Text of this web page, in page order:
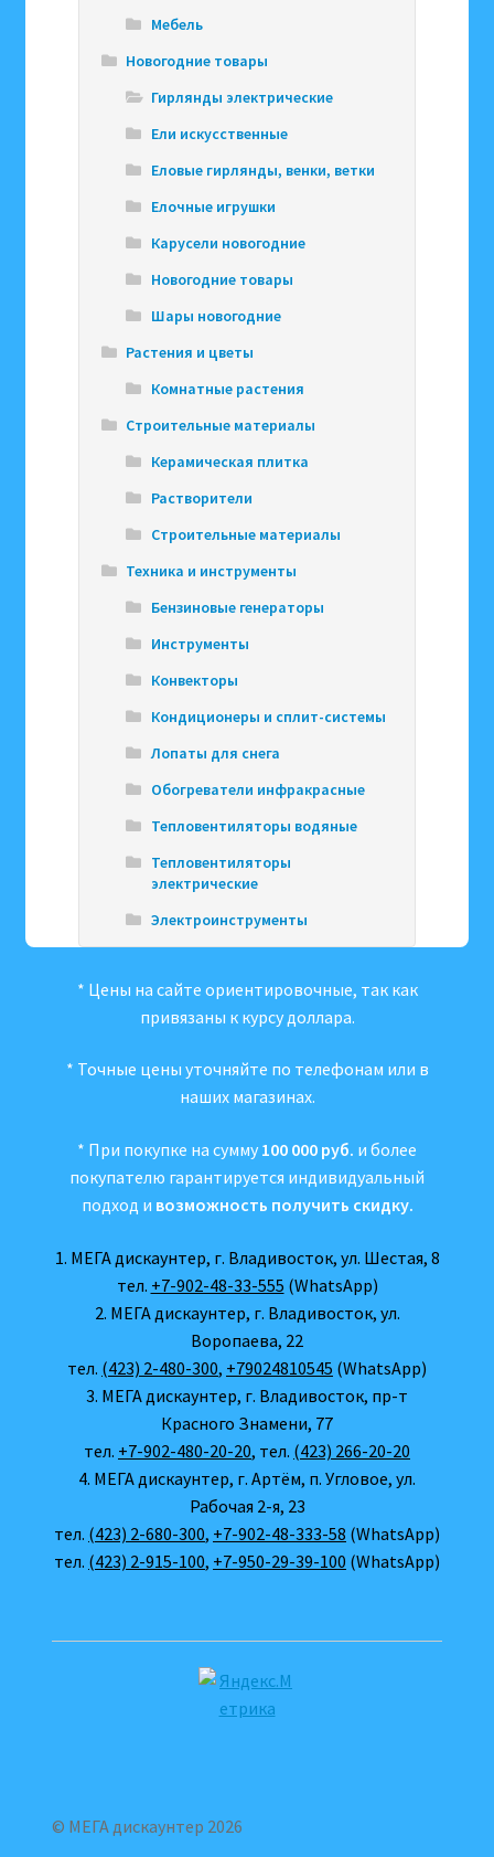
Мебель
Новогодние товары
Гирлянды электрические
Ели искусственные
Еловые гирлянды, венки, ветки
Елочные игрушки
Карусели новогодние
Новогодние товары
Шары новогодние
Растения и цветы
Комнатные растения
Строительные материалы
Керамическая плитка
Растворители
Строительные материалы
Техника и инструменты
Бензиновые генераторы
Инструменты
Конвекторы
Кондиционеры и сплит-системы
Лопаты для снега
Обогреватели инфракрасные
Тепловентиляторы водяные
Тепловентиляторы
электрические
Электроинструменты
* Цены на сайте ориентировочные, так как
привязаны к курсу доллара.
* Точные цены уточняйте по телефонам или в
наших магазинах.
* При покупке на сумму 100 000 руб. и более
покупателю гарантируется индивидуальный
подход и возможность получить скидку.
1. МЕГА дискаунтер, г. Владивосток, ул. Шестая, 8
тел. +7-902-48-33-555 (WhatsApp)
2. МЕГА дискаунтер, г. Владивосток, ул.
Воропаева, 22
тел. (423) 2-480-300, +79024810545 (WhatsApp)
3. МЕГА дискаунтер, г. Владивосток, пр-т
Красного Знамени, 77
тел. +7-902-480-20-20, тел. (423) 266-20-20
4. МЕГА дискаунтер, г. Артём, п. Угловое, ул.
Рабочая 2-я, 23
тел. (423) 2-680-300, +7-902-48-333-58 (WhatsApp)
тел. (423) 2-915-100, +7-950-29-39-100 (WhatsApp)
© МЕГА дискаунтер 2026